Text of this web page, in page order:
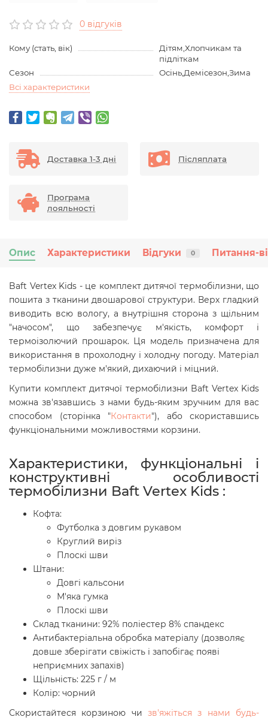
0 відгуків
Кому (стать, вік)
Дітям,Хлопчикам та
підліткам
Сезон
Осінь,Демісезон,Зима
Всі характеристики
Доставка 1-3 дні Післяплата
Програма
лояльності
Опис Характеристики Відгуки 0 Питання-
Baft Vertex Kids - це комплект дитячої термобілизни, що
пошита з тканини двошарової структури. Верх гладкий
виводить всю вологу, а внутрішня сторона з щільним
"начосом", що забезпечує м'якість, комфорт і
термоізолючий прошарок. Ця модель призначена для
використання в прохолодну і холодну погоду. Матеріал
термобілизни дуже м'який, дихаючий і міцний.
Купити комплект дитячої термобілизни Baft Vertex Kids
можна зв'язавшись з нами будь-яким зручним для вас
способом (сторінка "Контакти"), або скориставшись
функціональними можливостями корзини.
Характеристики, функціональні і
конструктивні особливості
термобілизни Baft Vertex Kids :
Кофта:
Футболка з довгим рукавом
Круглий виріз
Плоскі шви
Штани:
Довгі кальсони
М'яка гумка
Плоскі шви
Склад тканини: 92% поліестер 8% спандекс
Антибактеріальна обробка матеріалу (дозволяє
довше зберігати свіжість і запобігає появі
неприємних запахів)
Щільність: 225 г / м
Колір: чорний
Скористайтеся корзиною чи зв'яжіться з нами будь-